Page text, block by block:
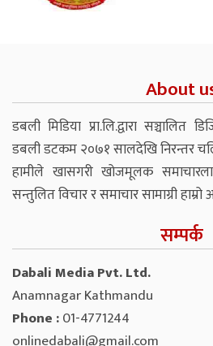
About
डबली मिडिया प्रा.लि.द्वारा
डबली डटकम २०७१ सालदेखि निरन्तर
हामीले खासगरी खोजमूलक
सन्तुलित विचार र समाचार सामाग्री
सम्पर्क
Dabali Media Pvt. Ltd.
Anamnagar Kathmandu
Phone :01-4771244
onlinedabali@gmail.com